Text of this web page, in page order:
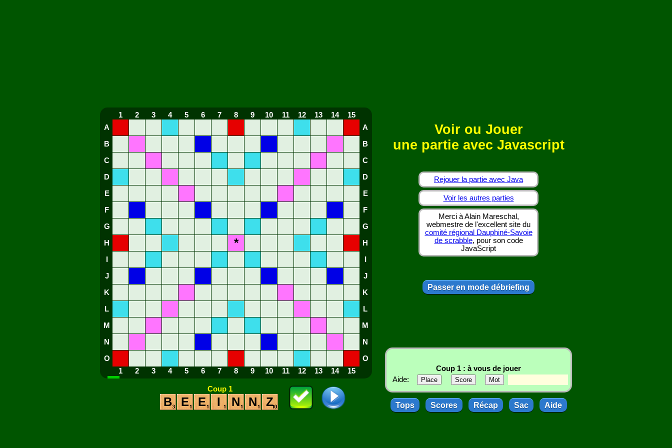
1 2 3 4 5 6 7 8 9 10 11 12 13 14
15
A
A
B B
C C
D D
E E
F F
G G
H * H
J J
K K
L L
M M
N N
O
O
1
2 3 4 5 6 7 8 9 10 11 12 13 14 15
Coup 1
B E E I N N Z
Voir ou Jouer
une partie avec Javascript
Rejouer la partie avec Java
Voir les autres parties
Merci à Alain Mareschal,
webmestre de l'excellent site du
comité régional Dauphiné-Savoie
de scrabble, pour son code
JavaScript
Passer en mode débriefing
Coup 1 : à vous de jouer
Aide:
Tops Scores Récap Sac Aide